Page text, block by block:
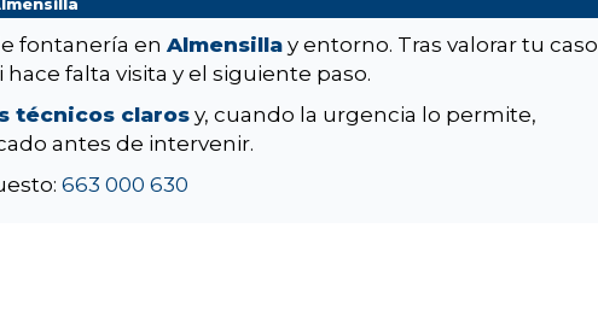
fontanería en Almensilla y entorno. Tras valorar tu caso
falta visita y el siguiente paso.
técnicos claros y, cuando la urgencia lo permite,
antes de intervenir.
663 000 630